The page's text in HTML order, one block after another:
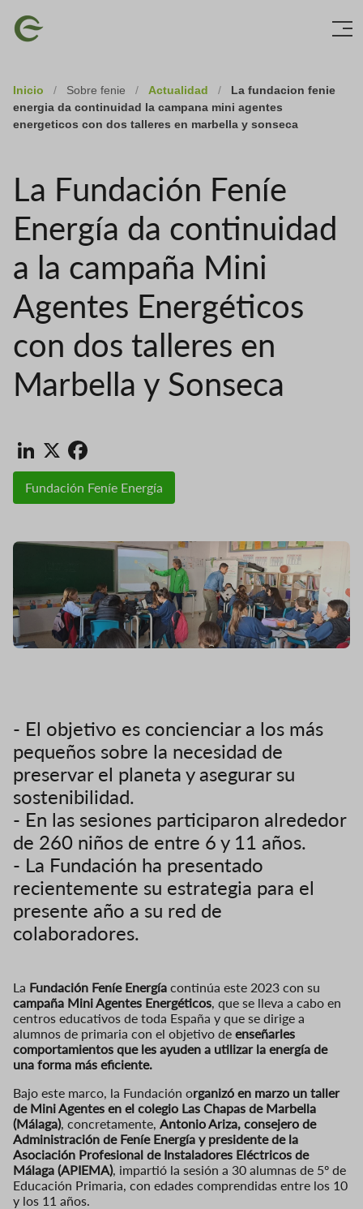
Imagen
Inicio / Sobre fenie / Actualidad /
La fundacion fenie
energia da continuidad la campana mini agentes
energeticos con dos talleres en marbella y sonseca
La Fundación Feníe
Energía da continuidad
a la campaña Mini
Agentes Energéticos
con dos talleres en
Marbella y Sonseca
LinkedIn
X
Fundación Feníe Energía
- El objetivo es concienciar a los más
pequeños sobre la necesidad de
preservar el planeta y asegurar su
sostenibilidad.
- En las sesiones participaron alrededor
de 260 niños de entre 6 y 11 años.
- La Fundación ha presentado
recientemente su estrategia para el
presente año a su red de
colaboradores.
La Fundación Feníe Energía continúa este 2023 con su
campaña Mini Agentes Energéticos , que se lleva a cabo en
centros educativos de toda España y que se dirige a
alumnos de primaria con el objetivo de enseñarles
comportamientos que les ayuden a utilizar la energía de
una forma más eficiente.
Bajo este marco, la Fundación organizó en marzo un taller
de Mini Agentes en el colegio Las Chapas de Marbella
(Málaga), concretamente, Antonio Ariza, consejero de
Administración de Feníe Energía y presidente de la
Asociación Profesional de Instaladores Eléctricos de
Málaga (APIEMA), impartió la sesión a 30 alumnas de 5º de
Educación Primaria, con edades comprendidas entre los 10
y los 11 años.